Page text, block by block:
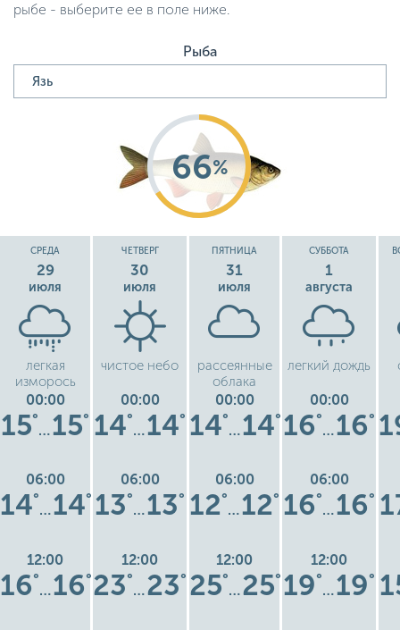
рыбе - выберите ее в поле ниже.
Рыба
66%
СРЕДА
29
июля
легкая
изморось
00:00
15°
…15°
06:00
14°
…14°
12:00
16°
…16°
ЧЕТВЕРГ
30
июля
чистое небо
00:00
14°
…14°
06:00
13°
…13°
12:00
23°
…23°
ПЯТНИЦА
31
июля
рассеянные
облака
00:00
14°
…14°
06:00
12°
…12°
12:00
25°
…25°
СУББОТА
1
августа
легкий дождь
00:00
16°
…16°
06:00
16°
…16°
12:00
19°
…19°